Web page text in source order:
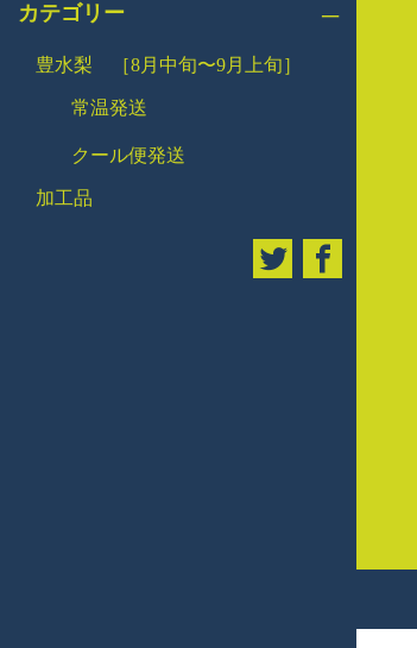
カテゴリー
豊水梨 ［8月中旬〜9月上旬］
常温発送
クール便発送
加工品